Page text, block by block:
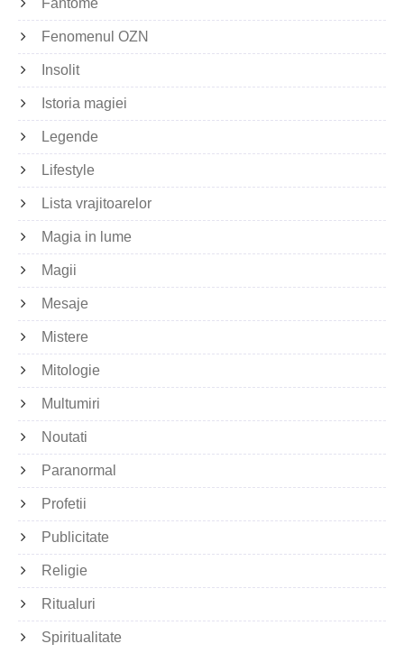
Fantome
Fenomenul OZN
Insolit
Istoria magiei
Legende
Lifestyle
Lista vrajitoarelor
Magia in lume
Magii
Mesaje
Mistere
Mitologie
Multumiri
Noutati
Paranormal
Profetii
Publicitate
Religie
Ritualuri
Spiritualitate